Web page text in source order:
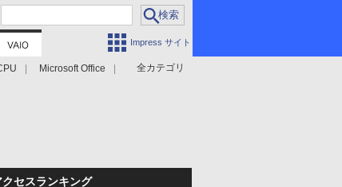
Impress サイト
全カテゴリ
Microsoft Office
クセスランキング